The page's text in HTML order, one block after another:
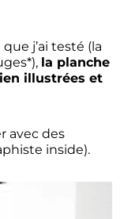
j’ai testé (la
la planche
illustrées et
avec des
inside).